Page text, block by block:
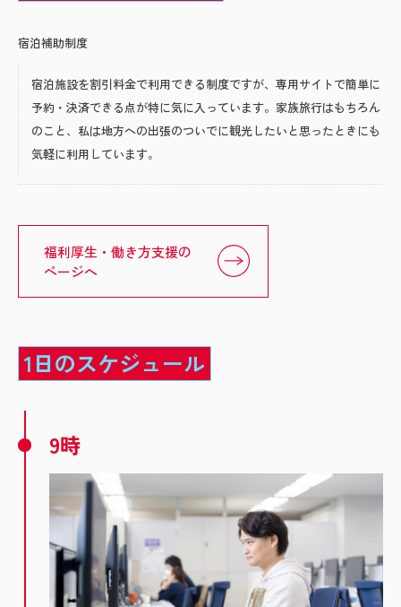
宿泊補助制度
宿泊施設を割引料金で利用できる制度ですが、専用サイトで簡単に
予約・決済できる点が特に気に入っています。家族旅行はもちろん
のこと、私は地方への出張のついでに観光したいと思ったときにも
気軽に利用しています。
福利厚生・働き方支援の
ページへ
1日のスケジュール
9時